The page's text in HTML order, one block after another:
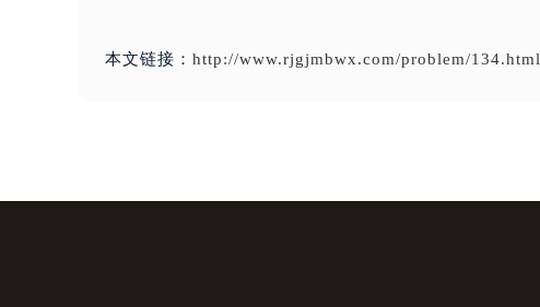
本文链接： http://www.rjgjmbwx.com/problem/134.html